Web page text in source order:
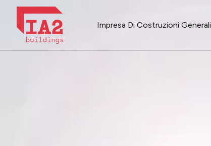
Impresa Di Costruzioni Generali